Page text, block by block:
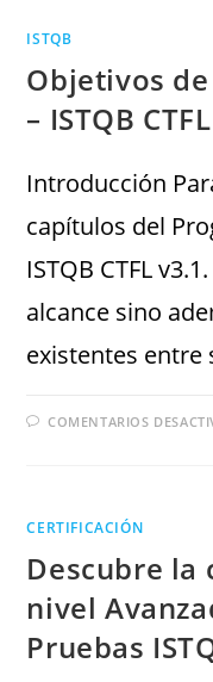
ISTQB
Objetivos de
– ISTQB
Introducción
capítulos del
ISTQB CTFL
alcance sino
existentes
COMENTARIOS
CERTIFICACIÓN
Descubre la
nivel
Pruebas